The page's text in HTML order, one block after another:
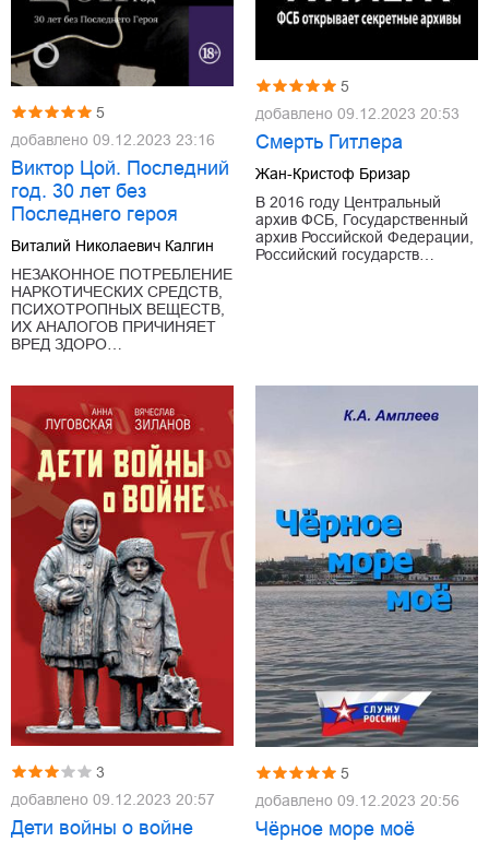
5
добавлено 09.12.2023 23:16
Виктор Цой. Последний
год. 30 лет без
Последнего героя
Виталий Николаевич Калгин
НЕЗАКОННОЕ ПОТРЕБЛЕНИЕ
НАРКОТИЧЕСКИХ СРЕДСТВ,
ПСИХОТРОПНЫХ ВЕЩЕСТВ,
ИХ АНАЛОГОВ ПРИЧИНЯЕТ
ВРЕД ЗДОРО…
5
добавлено 09.12.2023 20:53
Смерть Гитлера
Жан-Кристоф Бризар
В 2016 году Центральный
архив ФСБ, Государственный
архив Российской Федерации,
Российский государств…
3
добавлено 09.12.2023 20:57
Дети войны о войне
5
добавлено 09.12.2023 20:56
Чёрное море моё